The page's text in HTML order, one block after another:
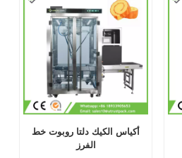
أكياس الكيك دلتا روبوت خط
الفرز